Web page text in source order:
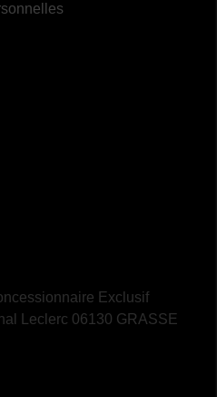
Exclusif
Leclerc 06130 GRASSE